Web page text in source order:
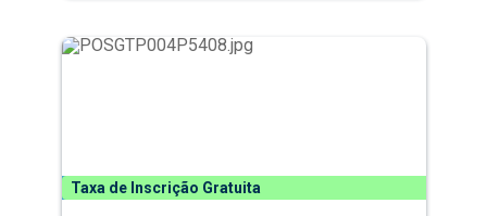
Taxa de Inscrição Gratuita